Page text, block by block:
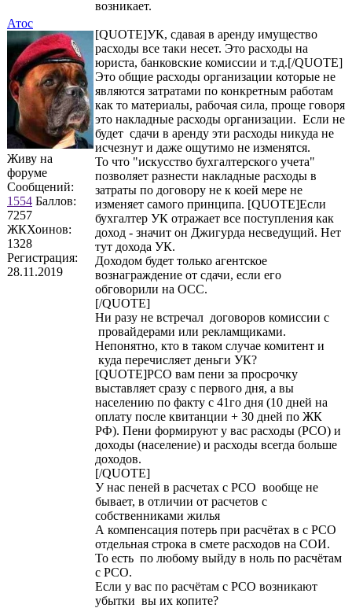
Атос
Живу на
форуме
Сообщений:
1554 Баллов:
7257
ЖКХоинов:
1328
Регистрация:
28.11.2019
возникает.
[QUOTE]УК, сдавая в аренду имущество
расходы все таки несет. Это расходы на
юриста, банковские комиссии и т.д.[/QUOTE]
Это общие расходы организации которые не
являются затратами по конкретным работам
как то материалы, рабочая сила, проще говоря
это накладные расходы организации. Если не
будет сдачи в аренду эти расходы никуда не
исчезнут и даже ощутимо не изменятся.
То что "искусство бухгалтерского учета"
позволяет разнести накладные расходы в
затраты по договору не к коей мере не
изменяет самого принципа. [QUOTE]Если
бухгалтер УК отражает все поступления как
доход - значит он Джигурда несведущий. Нет
тут дохода УК.
Доходом будет только агентское
вознаграждение от сдачи, если его
обговорили на ОСС.
[/QUOTE]
Ни разу не встречал договоров комиссии с
провайдерами или рекламщиками.
Непонятно, кто в таком случае комитент и
куда перечисляет деньги УК?
[QUOTE]РСО вам пени за просрочку
выставляет сразу с первого дня, а вы
населению по факту с 41го дня (10 дней на
оплату после квитанции + 30 дней по ЖК
РФ). Пени формируют у вас расходы (РСО) и
доходы (население) и расходы всегда больше
доходов.
[/QUOTE]
У нас пеней в расчетах с РСО вообще не
бывает, в отличии от расчетов с
собственниками жилья
А компенсация потерь при расчётах в с РСО
отдельная строка в смете расходов на СОИ.
То есть по любому выйду в ноль по расчётам
с РСО.
Если у вас по расчётам с РСО возникают
убытки вы их копите?